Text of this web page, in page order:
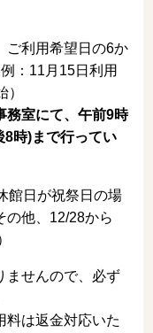
ご利用希望日の6か
：11月15日利用
務室にて、午前9時
8時)まで行ってい
館日が祝祭日の場
の他、12/28から
ませんので、必ず
料は返金対応いた